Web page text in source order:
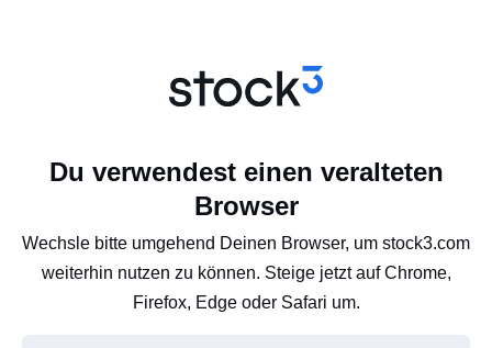
Du verwendest einen veralteten
Browser
Wechsle bitte umgehend Deinen Browser, um stock3.com
weiterhin nutzen zu können. Steige jetzt auf Chrome,
Firefox, Edge oder Safari um.